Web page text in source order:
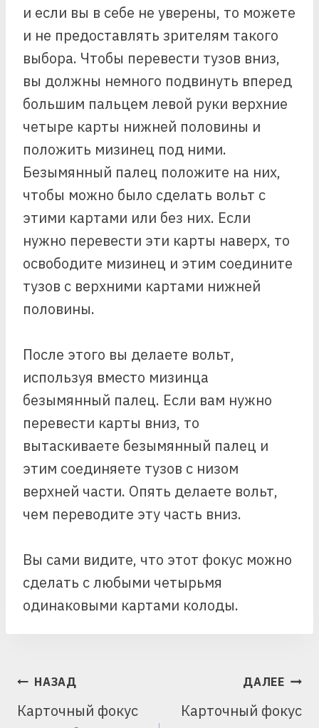
и если вы в себе не уверены, то можете
и не предоставлять зрителям такого
выбора. Чтобы перевести тузов вниз,
вы должны немного подвинуть вперед
большим пальцем левой руки верхние
четыре карты нижней половины и
положить мизинец под ними.
Безымянный палец положите на них,
чтобы можно было сделать вольт с
этими картами или без них. Если
нужно перевести эти карты наверх, то
освободите мизинец и этим соедините
тузов с верхними картами нижней
половины.
После этого вы делаете вольт,
используя вместо мизинца
безымянный палец. Если вам нужно
перевести карты вниз, то
вытаскиваете безымянный палец и
этим соединяете тузов с низом
верхней части. Опять делаете вольт,
чем переводите эту часть вниз.
Вы сами видите, что этот фокус можно
сделать с любыми четырьмя
одинаковыми картами колоды.
НАВИГАЦИЯ
ЗАПИСЯМ
НАЗАД
Карточный фокус
ДАЛЕЕ
Карточный фокус